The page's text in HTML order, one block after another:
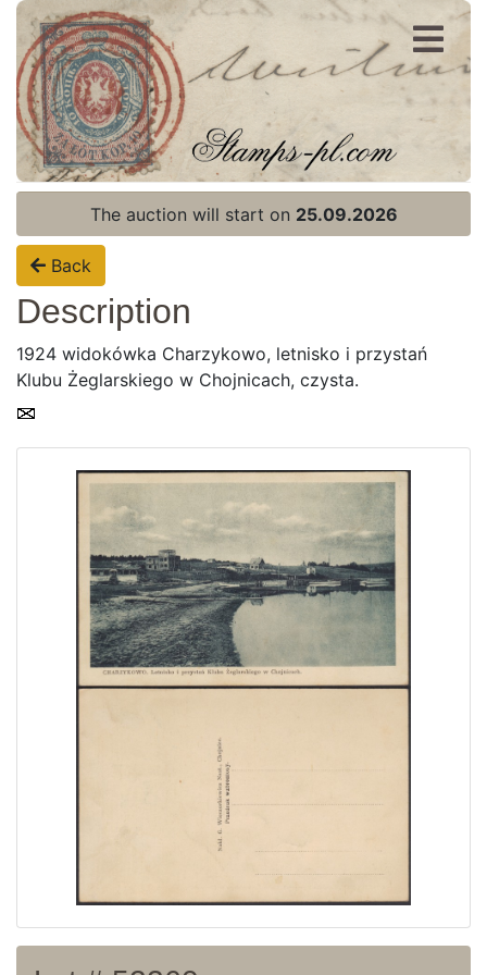
Register
Login
Home page
Current auction
Recent result
Archive
Regulation
The auction will start on 25.09.2026
Back
Description
1924 widokówka Charzykowo, letnisko i przystań
Klubu Żeglarskiego w Chojnicach, czysta.